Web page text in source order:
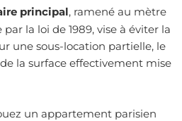
principal, ramené au mètre
la loi de 1989, vise à éviter la
une sous-location partielle, le
la surface effectivement mise
un appartement parisien